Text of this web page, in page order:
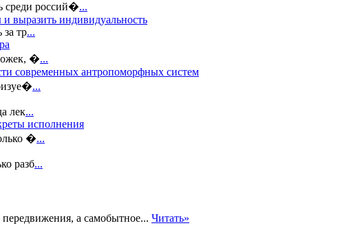
среди россий�...
выразить индивидуальность
за тр...
�...
современных антропоморфных систем
...
лек...
исполнения
�...
разб...
а самобытное... Читать»